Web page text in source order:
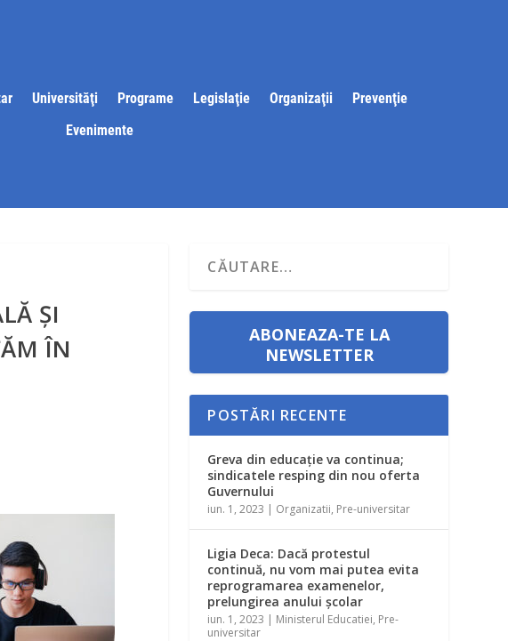
Universităţi Programe Legislaţie Organizaţii
Prevenţie
Evenimente
ŞI
ÎN
ABONEAZA-TE LA
NEWSLETTER
POSTĂRI RECENTE
Greva din educaţie va continua;
sindicatele resping din nou oferta
Guvernului
iun. 1, 2023 | Organizatii, Pre-universitar
Ligia Deca: Dacă protestul
continuă, nu vom mai putea evita
reprogramarea examenelor,
prelungirea anului şcolar
iun. 1, 2023 | Ministerul Educatiei, Pre-
universitar